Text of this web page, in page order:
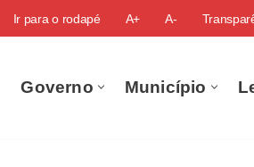
Ir para o rodapé A+ A-
Governo Município